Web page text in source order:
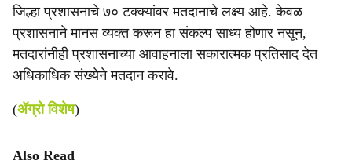
जिल्हा प्रशासनाचे ७० टक्क्यांवर मतदानाचे लक्ष्य आहे. केवळ
प्रशासनाने मानस व्यक्त करून हा संकल्प साध्य होणार नसून,
मतदारांनीही प्रशासनाच्या आवाहनाला सकारात्मक प्रतिसाद देत
अधिकाधिक संख्येने मतदान करावे.
(ॲग्रो विशेष)
Also Read